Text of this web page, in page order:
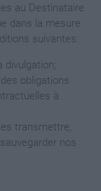
au Destinataire
dans la mesure
suivantes:
divulgation;
obligations
à
transmettre;
nos